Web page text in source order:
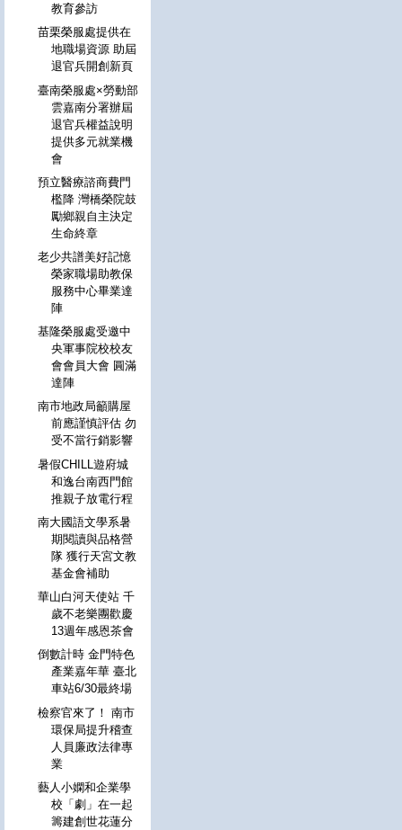
教育參訪
苗栗榮服處提供在
地職場資源 助屆
退官兵開創新頁
臺南榮服處×勞動部
雲嘉南分署辦屆
退官兵權益說明
提供多元就業機
會
預立醫療諮商費門
檻降 灣橋榮院鼓
勵鄉親自主決定
生命終章
老少共譜美好記憶
榮家職場助教保
服務中心畢業達
陣
基隆榮服處受邀中
央軍事院校校友
會會員大會 圓滿
達陣
南市地政局籲購屋
前應謹慎評估 勿
受不當行銷影響
暑假CHILL遊府城
和逸台南西門館
推親子放電行程
南大國語文學系暑
期閱讀與品格營
隊 獲行天宮文教
基金會補助
華山白河天使站 千
歲不老樂團歡慶
13週年感恩茶會
倒數計時 金門特色
產業嘉年華 臺北
車站6/30最終場
檢察官來了！ 南市
環保局提升稽查
人員廉政法律專
業
藝人小嫻和企業學
校「劇」在一起
籌建創世花蓮分